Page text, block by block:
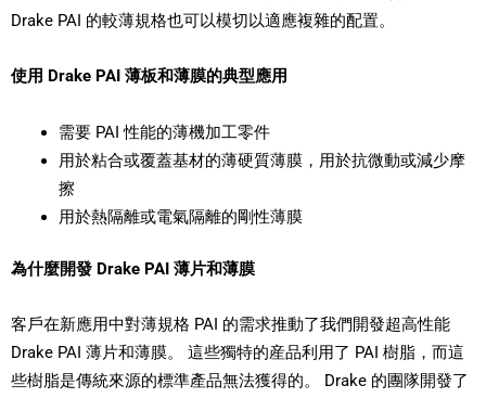
Drake PAI 的較薄規格也可以模切以適應複雜的配置。
使用 Drake PAI 薄板和薄膜的典型應用
需要 PAI 性能的薄機加工零件
用於粘合或覆蓋基材的薄硬質薄膜，用於抗微動或減少摩
擦
用於熱隔離或電氣隔離的剛性薄膜
為什麼開發 Drake PAI 薄片和薄膜
客戶在新應用中對薄規格 PAI 的需求推動了我們開發超高性能
Drake PAI 薄片和薄膜。 這些獨特的産品利用了 PAI 樹脂，而這
些樹脂是傳統來源的標準產品無法獲得的。 Drake 的團隊開發了